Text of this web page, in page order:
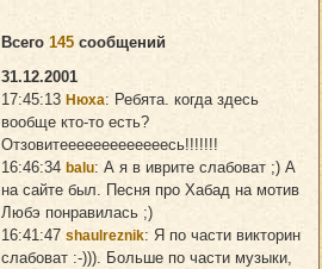
Всего 145 сообщений
31.12.2001
17:45:13 Нюха: Ребята. когда здесь
вообще кто-то есть?
Отзовитееееееееееееесь!!!!!!!
16:46:34 balu: А я в иврите слабоват ;) А
на сайте был. Песня про Хабад на мотив
Любэ понравилась ;)
16:41:47 shaulreznik: Я по части викторин
слабоват :-))). Больше по части музыки,